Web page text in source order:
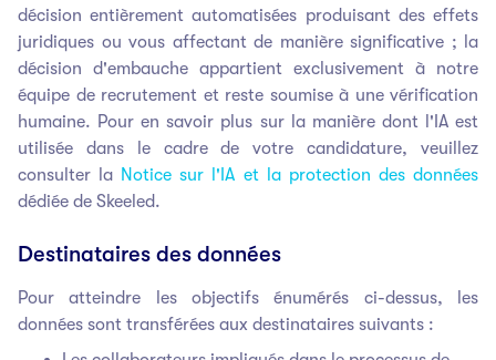
décision entièrement automatisées produisant des effets
juridiques ou vous affectant de manière significative ; la
décision d'embauche appartient exclusivement à notre
équipe de recrutement et reste soumise à une vérification
humaine. Pour en savoir plus sur la manière dont l'IA est
utilisée dans le cadre de votre candidature, veuillez
consulter la Notice sur l'IA et la protection des données
dédiée de Skeeled.
Destinataires des données
Pour atteindre les objectifs énumérés ci-dessus, les
données sont transférées aux destinataires suivants :